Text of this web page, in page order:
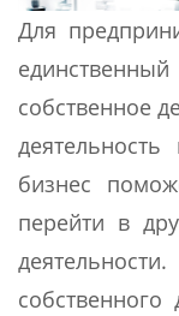
Для
собственное
бизнес
перейти в